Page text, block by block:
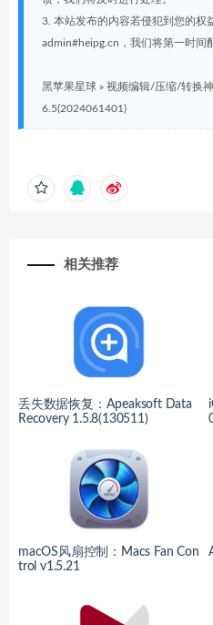
3. 本站发布的内容若侵犯到您的权
admin#heipg.cn，我们将第一时间
黑苹果星球 » 视频编辑/压缩/转换
6.5(2024061401)
相关推荐
丢失数据恢复：Apeaksoft Data
Recovery 1.5.8(130511)
macOS风扇控制：Macs Fan Con
trol v1.5.21